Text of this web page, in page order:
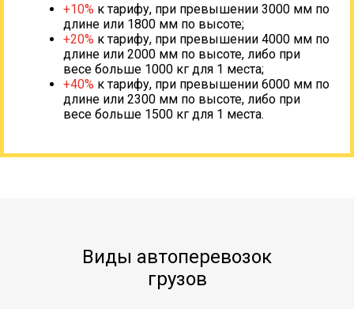
+10% к тарифу, при превышении 3000 мм по
длине или 1800 мм по высоте;
+20% к тарифу, при превышении 4000 мм по
длине или 2000 мм по высоте, либо при
весе больше 1000 кг для 1 места;
+40% к тарифу, при превышении 6000 мм по
длине или 2300 мм по высоте, либо при
весе больше 1500 кг для 1 места.
Виды автоперевозок
грузов